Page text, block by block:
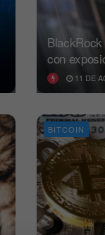
con
11 DE
BITCOIN